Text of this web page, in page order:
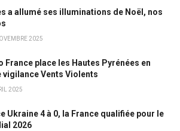
a allumé ses illuminations de Noël, nos
2025
France place les Hautes Pyrénées en
vigilance Vents Violents
2025
Ukraine 4 à 0, la France qualifiée pour le
2026